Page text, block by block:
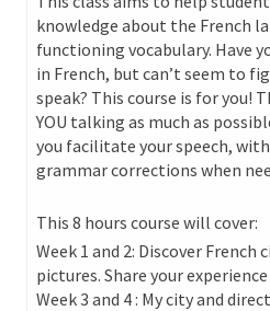
knowledge about the French
functioning vocabulary. Have
in French, but can’t seem to
speak? This course is for you!
YOU talking as much as
you facilitate your speech,
grammar corrections when
This 8 hours course will cover:
Week 1 and 2: Discover
pictures. Share your
Week 3 and 4 : My city and